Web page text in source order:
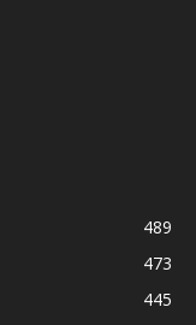
489
473
445